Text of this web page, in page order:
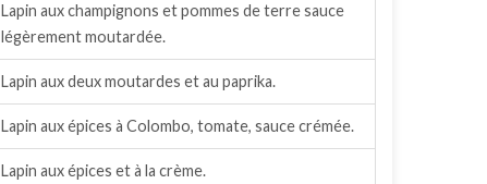
Lapin aux champignons et pommes de terre sauce
légèrement moutardée.
Lapin aux deux moutardes et au paprika.
Lapin aux épices à Colombo, tomate, sauce crémée.
Lapin aux épices et à la crème.